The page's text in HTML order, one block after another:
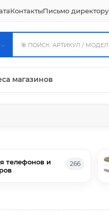
КонтактыПисьмо директору
магазинов
телефонов и
266